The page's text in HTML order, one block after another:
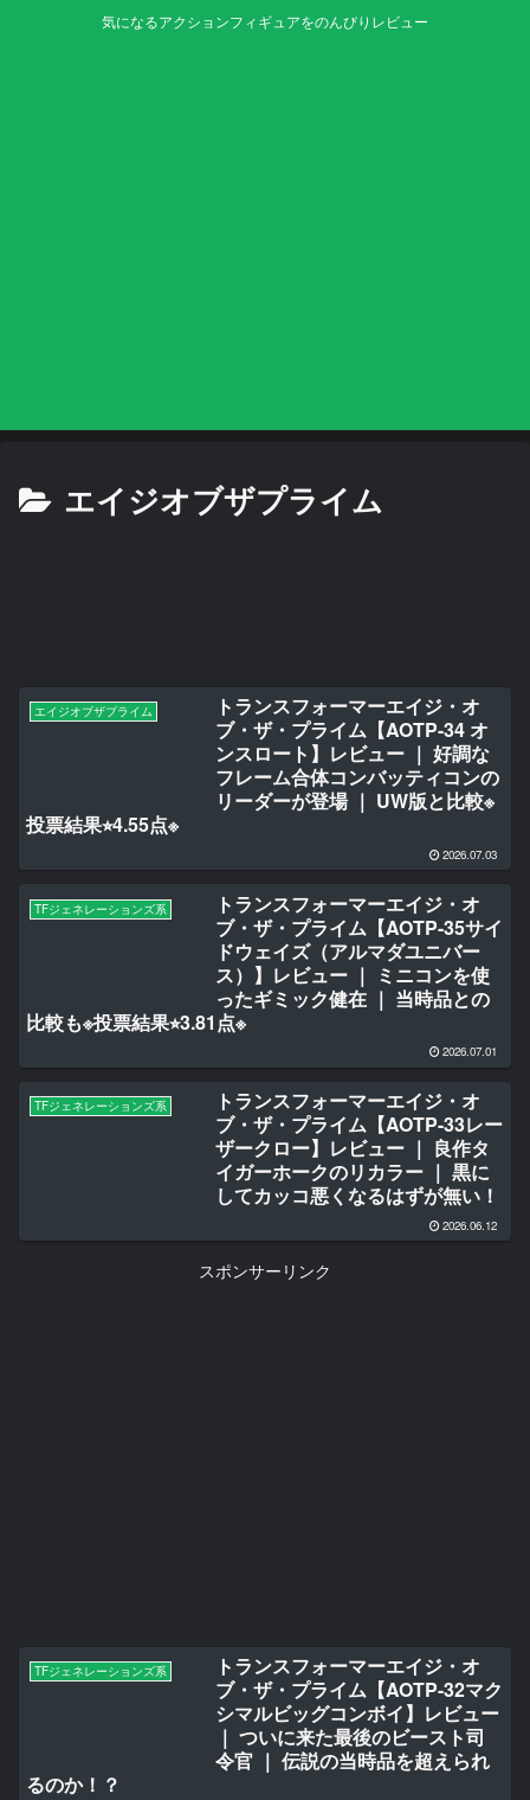
気になるアクションフィギュアをのんびりレビュー
エイジオブザプライム
エイジオブザプライム
トランスフォーマーエイジ・オ
ブ・ザ・プライム【AOTP-34 オ
ンスロート】レビュー ｜ 好調な
フレーム合体コンバッティコンの
リーダーが登場 ｜ UW版と比較※
投票結果⭐︎4.55点※
2026.07.03
TFジェネレーションズ系
トランスフォーマーエイジ・オ
ブ・ザ・プライム【AOTP-35サイ
ドウェイズ（アルマダユニバー
ス）】レビュー ｜ ミニコンを使
ったギミック健在 ｜ 当時品との
比較も※投票結果⭐︎3.81点※
2026.07.01
TFジェネレーションズ系
トランスフォーマーエイジ・オ
ブ・ザ・プライム【AOTP-33レー
ザークロー】レビュー ｜ 良作タ
イガーホークのリカラー ｜ 黒に
してカッコ悪くなるはずが無い！
2026.06.12
スポンサーリンク
TFジェネレーションズ系
トランスフォーマーエイジ・オ
ブ・ザ・プライム【AOTP-32マク
シマルビッグコンボイ】レビュー
｜ ついに来た最後のビースト司
令官 ｜ 伝説の当時品を超えられ
るのか！？